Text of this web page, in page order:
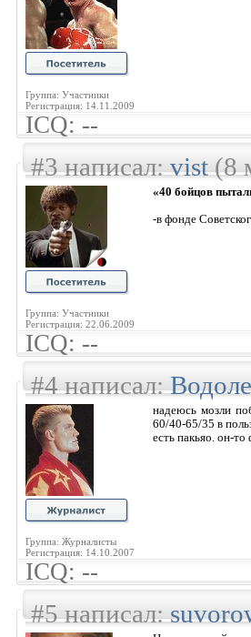
Группа: Участники
Регистрация: 14.11.2009
ICQ: --
#3 написал:vist(8
Группа: Участники
Регистрация: 22.06.2009
«40 бойцов
-в фонде
ICQ: --
#4 написал:
Группа: Журналисты
Регистрация: 14.10.2007
надеюсь мозли
60/40-65/35 в
есть пакьяо. он-
ICQ: --
#5 написал: